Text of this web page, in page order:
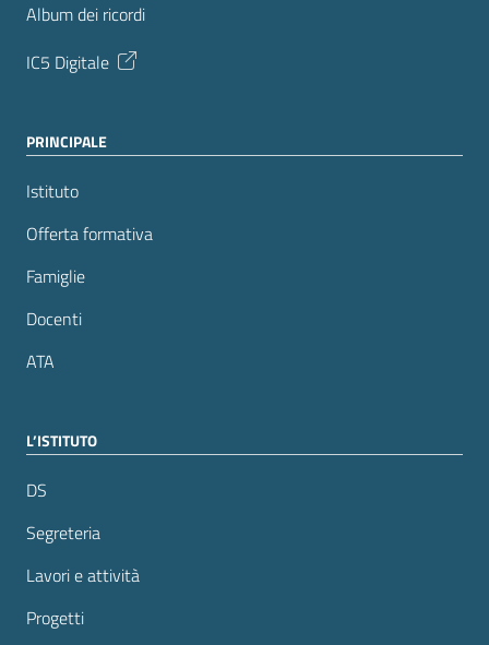
Album dei ricordi
IC5 Digitale
PRINCIPALE
Istituto
Offerta formativa
Famiglie
Docenti
ATA
L’ISTITUTO
DS
Segreteria
Lavori e attività
Progetti